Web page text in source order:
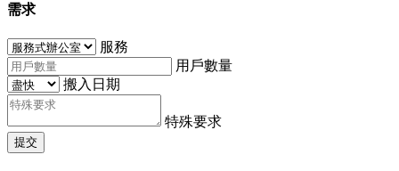
需求
服務
用戶數量
搬入日期
特殊要求
提交